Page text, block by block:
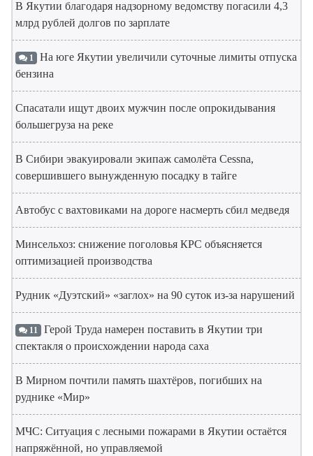
В Якутии благодаря надзорному ведомству погасили 4,3
млрд рублей долгов по зарплате
1 На юге Якутии увеличили суточные лимиты отпуска
бензина
Спасатали ищут двоих мужчин после опрокидывания
большегруза на реке
В Сибири эвакуировали экипаж самолёта Cessna,
совершившего вынужденную посадку в тайге
Автобус с вахтовиками на дороге насмерть сбил медведя
Минсельхоз: снижение поголовья КРС объясняется
оптимизацией производства
Рудник «Дуэтский» «заглох» на 90 суток из-за нарушений
11 Герой Труда намерен поставить в Якутии три
спектакля о происхождении народа саха
В Мирном почтили память шахтёров, погибших на
руднике «Мир»
МЧС: Ситуация с лесными пожарами в Якутии остаётся
напряжённой, но управляемой